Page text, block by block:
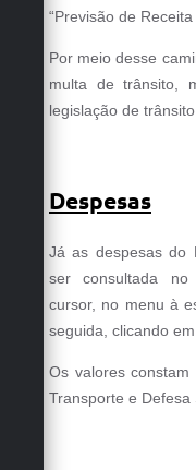
“Previsão de Receita
Por meio desse
multa de trânsito,
legislação de trânsito.
Despesas
Já as despesas do
ser consultada no
cursor, no menu à
seguida, clicando
Os valores constam
Transporte e Defesa